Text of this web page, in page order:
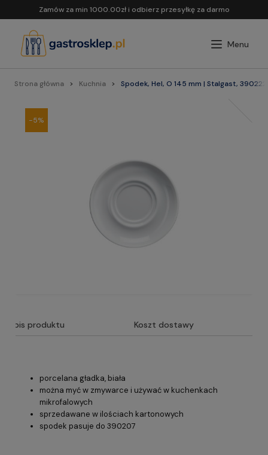
Zamów za min 1000.00zł i odbierz przesyłkę za darmo
Strona główna Kuchnia Spodek, Hel, O 145 mm | Stalgast, 390222
-5%
Opis produktu Koszt dostawy
porcelana gładka, biała
można myć w zmywarce i używać w kuchenkach
mikrofalowych
sprzedawane w ilościach kartonowych
spodek pasuje do 390207